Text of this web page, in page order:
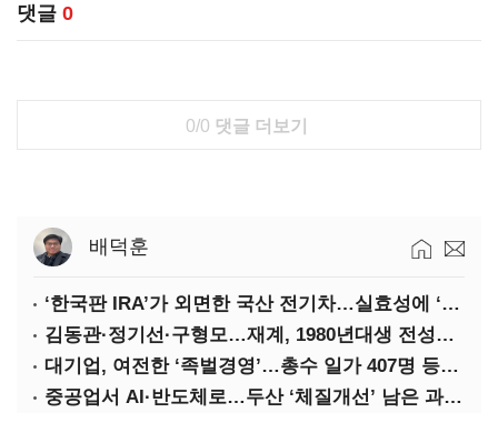
댓글 0
0/0 댓글 더보기
배덕훈
‘한국판 IRA’가 외면한 국산 전기차…실효성에 ‘의문’
김동관·정기선·구형모…재계, 1980년대생 전성시대
대기업, 여전한 ‘족벌경영’…총수 일가 407명 등기임원
중공업서 AI·반도체로…두산 ‘체질개선’ 남은 과제는